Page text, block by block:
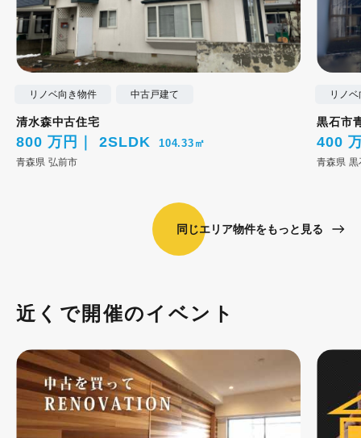
リノベ向き物件 中古戸建て
清水森中古住宅
800 万円 2SLDK 104.33㎡
青森県 弘前市
リノ
黒石市
400
青森県 黒
同じエリア物件をもっと見る
近くで開催のイベント